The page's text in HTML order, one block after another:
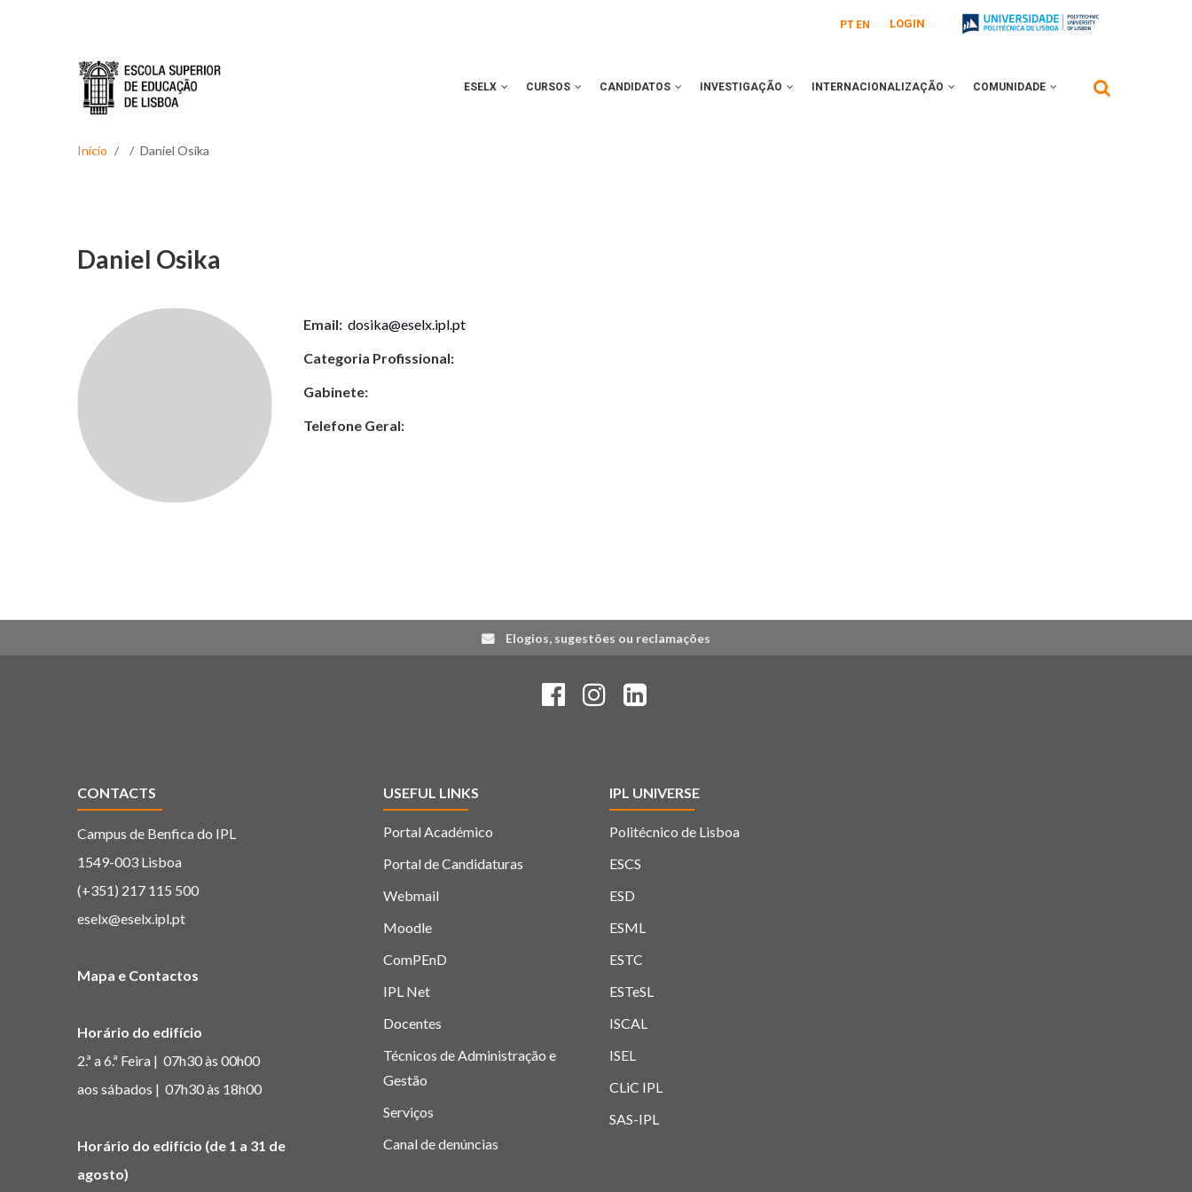
PT EN LOGIN
ESELX CURSOS CANDIDATOS INVESTIGAÇÃO INTERNACIONALIZAÇÃO COMUNIDADE
Início Daniel Osika
Daniel Osika
Email: dosika@eselx.ipl.pt
Categoria Profissional:
Gabinete:
Telefone Geral:
Elogios, sugestões ou reclamações
CONTACTS
Campus de Benfica do IPL
1549-003 Lisboa
(+351) 217 115 500
eselx@eselx.ipl.pt
Mapa e Contactos
Horário do edifício
2.ª a 6.ª Feira | 07h30 às 00h00
aos sábados | 07h30 às 18h00
Horário do edifício (de 1 a 31 de
agosto)
USEFUL LINKS
Portal Académico
Portal de Candidaturas
Webmail
Moodle
ComPEnD
IPL Net
Docentes
Técnicos de Administração e
Gestão
Serviços
Canal de denúncias
IPL UNIVERSE
Politécnico de Lisboa
ESCS
ESD
ESML
ESTC
ESTeSL
ISCAL
ISEL
CLiC IPL
SAS-IPL